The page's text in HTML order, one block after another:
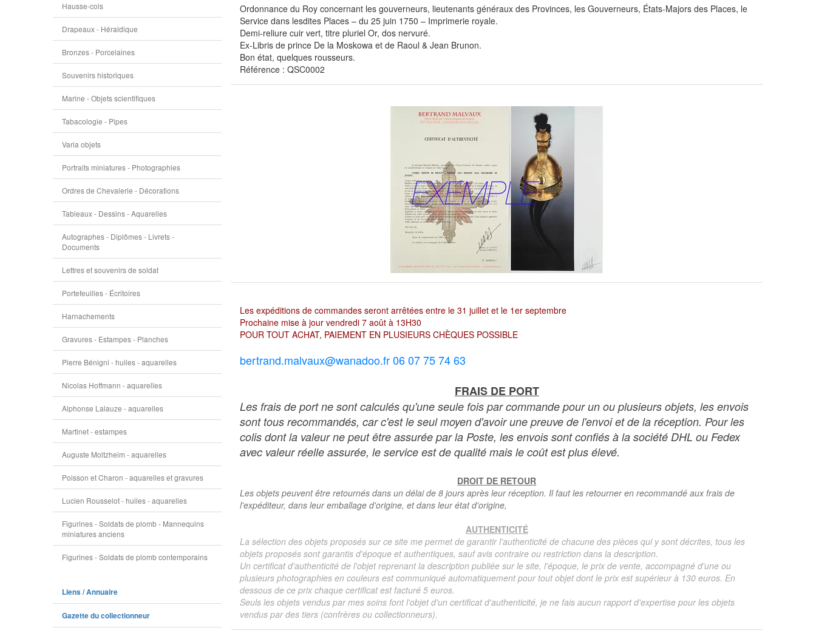
Hausse-cols
Drapeaux - Héraldique
Bronzes - Porcelaines
Souvenirs historiques
Marine - Objets scientifiques
Tabacologie - Pipes
Varia objets
Portraits miniatures - Photographies
Ordres de Chevalerie - Décorations
Tableaux - Dessins - Aquarelles
Autographes - Diplômes - Livrets -
Documents
Lettres et souvenirs de soldat
Portefeuilles - Écritoires
Harnachements
Gravures - Estampes - Planches
Pierre Bénigni - huiles - aquarelles
Nicolas Hoffmann - aquarelles
Alphonse Lalauze - aquarelles
Martinet - estampes
Auguste Moltzheim - aquarelles
Poisson et Charon - aquarelles et gravures
Lucien Rousselot - huiles - aquarelles
Figurines - Soldats de plomb - Mannequins
miniatures anciens
Figurines - Soldats de plomb contemporains
Liens / Annuaire
Gazette du collectionneur
Ordonnance du Roy concernant les gouverneurs, lieutenants généraux des Provinces, les Gouverneurs, États-Majors des Places, le
Service dans lesdites Places – du 25 juin 1750 – Imprimerie royale.
Demi-reliure cuir vert, titre pluriel Or, dos nervuré.
Ex-Libris de prince De la Moskowa et de Raoul & Jean Brunon.
Bon état, quelques rousseurs.
Référence : QSC0002
Les expéditions de commandes seront arrêtées entre le 31 juillet et le 1er septembre
Prochaine mise à jour vendredi 7 août à 13H30
POUR TOUT ACHAT, PAIEMENT EN PLUSIEURS CHÈQUES POSSIBLE
bertrand.malvaux@wanadoo.fr 06 07 75 74 63
FRAIS DE PORT
Les frais de port ne sont calculés qu'une seule fois par commande pour un ou plusieurs objets, les envois
sont tous recommandés, car c'est le seul moyen d'avoir une preuve de l'envoi et de la réception. Pour les
colis dont la valeur ne peut être assurée par la Poste, les envois sont confiés à la société DHL ou Fedex
avec valeur réelle assurée, le service est de qualité mais le coût est plus élevé.
DROIT DE RETOUR
Les objets peuvent être retournés dans un délai de 8 jours après leur réception. Il faut les retourner en recommandé aux frais de
l'expéditeur, dans leur emballage d'origine, et dans leur état d'origine,
AUTHENTICITÉ
La sélection des objets proposés sur ce site me permet de garantir l'authenticité de chacune des pièces qui y sont décrites, tous les
objets proposés sont garantis d'époque et authentiques, sauf avis contraire ou restriction dans la description.
Un certificat d'authenticité de l'objet reprenant la description publiée sur le site, l'époque, le prix de vente, accompagné d'une ou
plusieurs photographies en couleurs est communiqué automatiquement pour tout objet dont le prix est supérieur à 130 euros. En
dessous de ce prix chaque certificat est facturé 5 euros.
Seuls les objets vendus par mes soins font l'objet d'un certificat d'authenticité, je ne fais aucun rapport d'expertise pour les objets
vendus par des tiers (confrères ou collectionneurs).